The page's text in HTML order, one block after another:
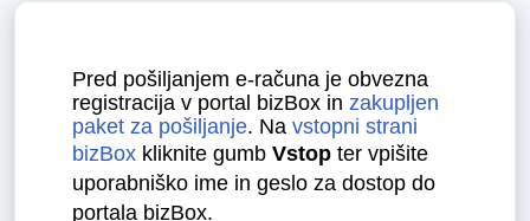
Pred pošiljanjem e-računa je obvezna
registracija v portal bizBox in zakupljen
paket za pošiljanje. Na vstopni strani
bizBox kliknite gumb Vstop ter vpišite
uporabniško ime in geslo za dostop do
portala bizBox.